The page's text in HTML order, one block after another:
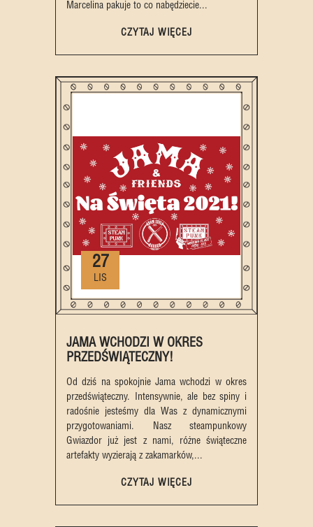
Marcelina pakuje to co nabędziecie...
CZYTAJ WIĘCEJ
27
LIS
JAMA WCHODZI W OKRES
PRZEDŚWIĄTECZNY!
Od dziś na spokojnie Jama wchodzi w okres
przedświąteczny. Intensywnie, ale bez spiny i
radośnie jesteśmy dla Was z dynamicznymi
przygotowaniami. Nasz steampunkowy
Gwiazdor już jest z nami, różne świąteczne
artefakty wyzierają z zakamarków,...
CZYTAJ WIĘCEJ